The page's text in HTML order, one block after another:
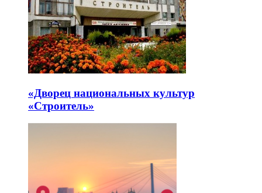
«Дворец национальных культур
«Строитель»